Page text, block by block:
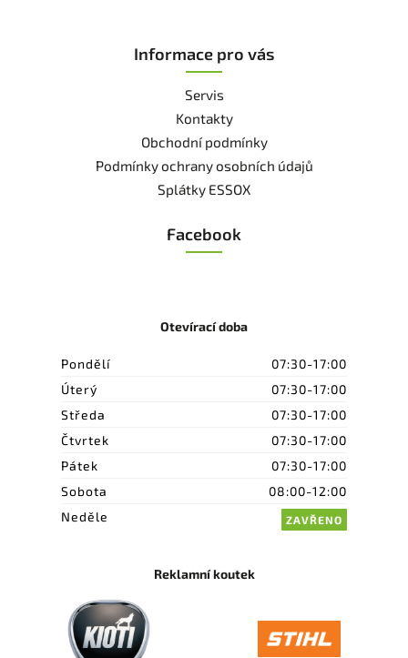
Informace pro vás
Servis
Kontakty
Obchodní podmínky
Podmínky ochrany osobních údajů
Splátky ESSOX
Facebook
Otevírací doba
Pondělí
07:30-17:00
Úterý
07:30-17:00
Středa
07:30-17:00
Čtvrtek
07:30-17:00
Pátek
07:30-17:00
Sobota
08:00-12:00
Neděle
ZAVŘENO
Reklamní koutek